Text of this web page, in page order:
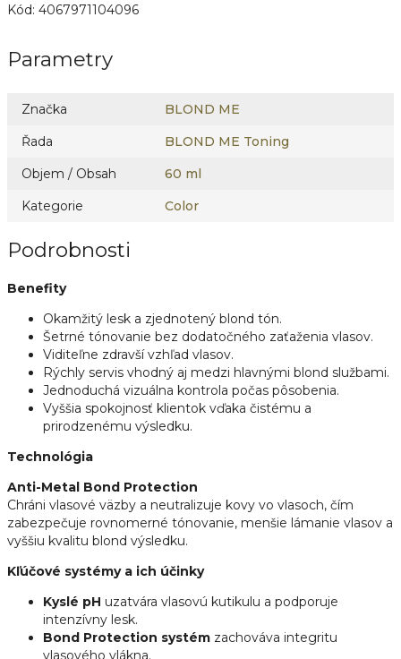
Kód: 4067971104096
Parametry
Značka
BLOND ME
Řada
BLOND ME Toning
Objem / Obsah
60 ml
Kategorie
Color
Podrobnosti
Benefity
Okamžitý lesk a zjednotený blond tón.
Šetrné tónovanie bez dodatočného zaťaženia vlasov.
Viditeľne zdravší vzhľad vlasov.
Rýchly servis vhodný aj medzi hlavnými blond službami.
Jednoduchá vizuálna kontrola počas pôsobenia.
Vyššia spokojnosť klientok vďaka čistému a
prirodzenému výsledku.
Technológia
Anti-Metal Bond Protection
Chráni vlasové väzby a neutralizuje kovy vo vlasoch, čím
zabezpečuje rovnomerné tónovanie, menšie lámanie vlasov a
vyššiu kvalitu blond výsledku.
Kľúčové systémy a ich účinky
Kyslé pH uzatvára vlasovú kutikulu a podporuje
intenzívny lesk.
Bond Protection systém zachováva integritu
vlasového vlákna.